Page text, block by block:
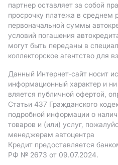
партнер оставляет за собой
просрочку платежа в среднем
первоначальной суммы
условий погашения
могут быть переданы в
коллекторское агентство для
Данный Интернет-сайт носит
информационный характер и
вляется публичной офертой,
Статьи 437 Гражданского
подробной информации о
товаров и (или) услуг,
менеджерам автоцентра
Кредит предоставляется
РФ № 2673 от 09.07.2024.